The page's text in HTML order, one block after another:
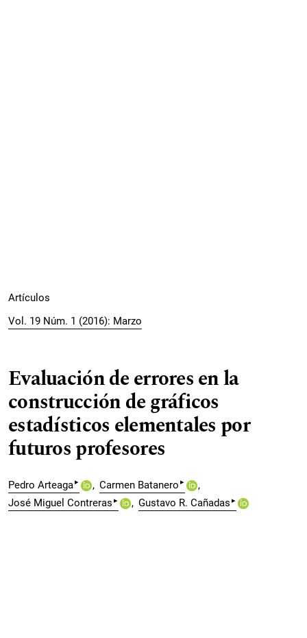
Artículos
Vol. 19 Núm. 1 (2016): Marzo
Evaluación de errores en la
construcción de gráficos
estadísticos elementales por
futuros profesores
Pedro Arteaga ▸ Carmen Batanero ▸
José Miguel Contreras ▸ Gustavo R. Cañadas ▸